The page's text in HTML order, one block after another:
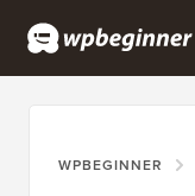
WPBEGINNER